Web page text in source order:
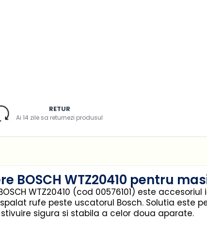
RETUR
Ai 14 zile sa returnezi produsul
BOSCH WTZ20410 pentru
WTZ20410 (cod 00576101) este
rufe peste uscatorul Bosch. Solutia este
sigura si stabila a celor doua aparate.